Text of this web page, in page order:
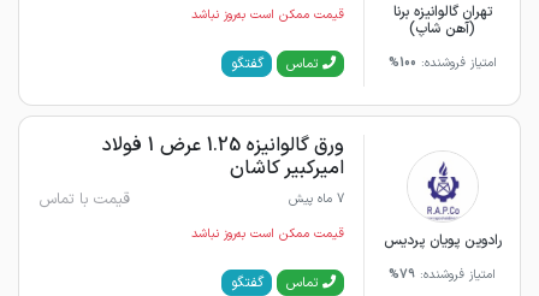
تهران گالوانیزه برنا
(آهن شاپ)
امتیاز فروشنده: 100%
قیمت ممکن است به‌روز نباشد
تماس گفتگو
رادوین پویان پردیس
امتیاز فروشنده: 79%
ورق گالوانیزه 1.25 عرض 1 فولاد
امیرکبیر کاشان
7 ماه پیش قیمت با تماس
قیمت ممکن است به‌روز نباشد
تماس گفتگو